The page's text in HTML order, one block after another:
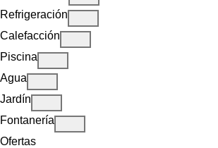
Refrigeración
Calefacción
Piscina
Agua
Jardín
Fontanería
Ofertas